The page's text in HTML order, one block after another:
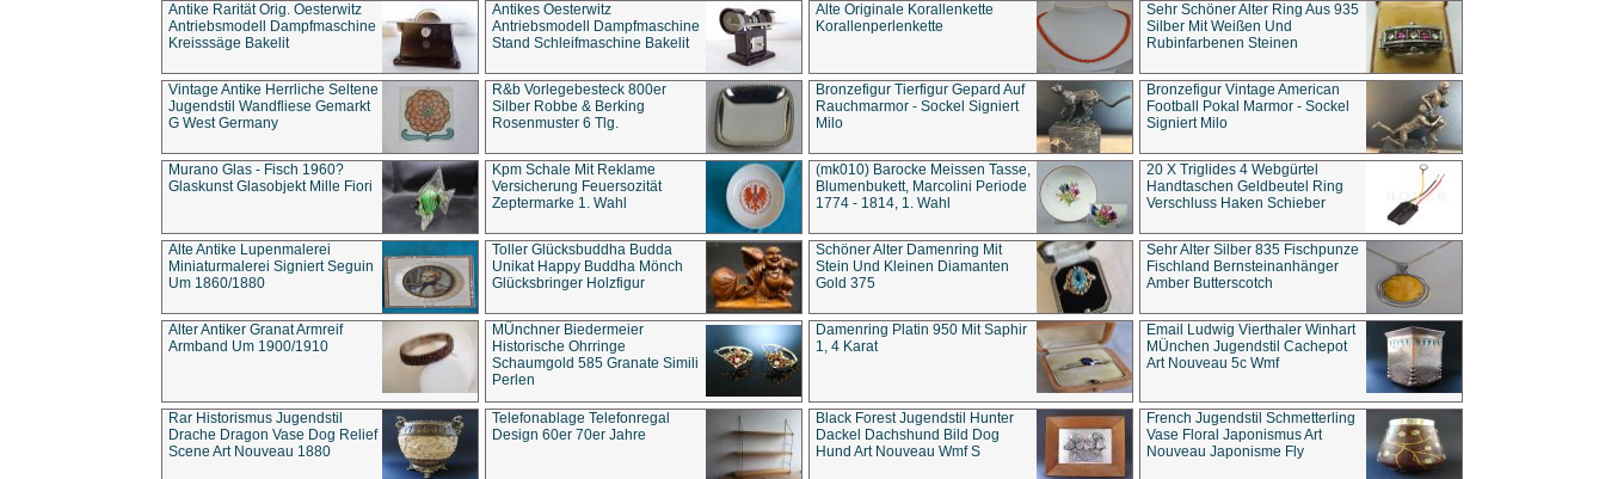
Antike Rarität Orig. Oesterwitz
Antriebsmodell Dampfmaschine
Kreisssäge Bakelit
Antikes Oesterwitz
Antriebsmodell Dampfmaschine
Stand Schleifmaschine Bakelit
Alte Originale Korallenkette
Korallenperlenkette
Sehr Schöner Alter Ring Aus 935
Silber Mit Weißen Und
Rubinfarbenen Steinen
Vintage Antike Herrliche Seltene
Jugendstil Wandfliese Gemarkt
G West Germany
R&b Vorlegebesteck 800er
Silber Robbe & Berking
Rosenmuster 6 Tlg.
Bronzefigur Tierfigur Gepard Auf
Rauchmarmor - Sockel Signiert
Milo
Bronzefigur Vintage American
Football Pokal Marmor - Sockel
Signiert Milo
Murano Glas - Fisch 1960?
Glaskunst Glasobjekt Mille Fiori
Kpm Schale Mit Reklame
Versicherung Feuersozität
Zeptermarke 1. Wahl
(mk010) Barocke Meissen Tasse,
Blumenbukett, Marcolini Periode
1774 - 1814, 1. Wahl
20 X Triglides 4 Webgürtel
Handtaschen Geldbeutel Ring
Verschluss Haken Schieber
Alte Antike Lupenmalerei
Miniaturmalerei Signiert Seguin
Um 1860/1880
Toller Glücksbuddha Budda
Unikat Happy Buddha Mönch
Glücksbringer Holzfigur
Schöner Alter Damenring Mit
Stein Und Kleinen Diamanten
Gold 375
Sehr Alter Silber 835 Fischpunze
Fischland Bernsteinanhänger
Amber Butterscotch
Alter Antiker Granat Armreif
Armband Um 1900/1910
MÜnchner Biedermeier
Historische Ohrringe
Schaumgold 585 Granate Simili
Perlen
Damenring Platin 950 Mit Saphir
1, 4 Karat
Email Ludwig Vierthaler Winhart
MÜnchen Jugendstil Cachepot
Art Nouveau 5c Wmf
Rar Historismus Jugendstil
Drache Dragon Vase Dog Relief
Scene Art Nouveau 1880
Telefonablage Telefonregal
Design 60er 70er Jahre
Black Forest Jugendstil Hunter
Dackel Dachshund Bild Dog
Hund Art Nouveau Wmf S
French Jugendstil Schmetterling
Vase Floral Japonismus Art
Nouveau Japonisme Fly